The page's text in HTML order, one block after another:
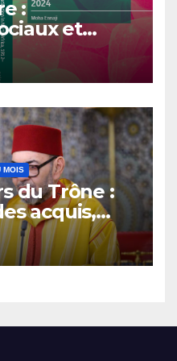
:
et
en Afrique
MOIS
du Trône :
acquis,
et